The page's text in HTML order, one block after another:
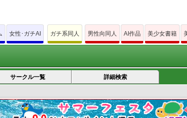
女性･ガチAI ガチ系同人 男性向同人 AI作品 美少女書籍
サークル一覧 詳細検索